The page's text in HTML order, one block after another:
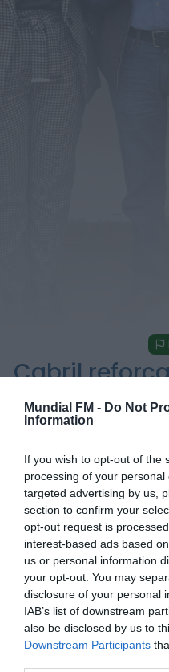
Mundial FM - Do Not
Information
If you wish to opt-out of the
processing of your
targeted advertising by us,
section to confirm your
opt-out request is
interest-based ads based
us or personal information
your opt-out. You may
disclosure of your personal
IAB’s list of downstream
also be disclosed by us to
Downstream Participants
12
ONTEM,
Também em:
Anadia •
Notícias
Diário da
Exposição
Museu
ONTEM,
Câmara
ONTEM, 11:43
Cabril
com
à
POR ALEXANDRA
A Junta de Freguesia do
PARTILHAR ESTE ARTIGO
WhatsApp
Facebook
Messenger
Bluesky
Trello
Link